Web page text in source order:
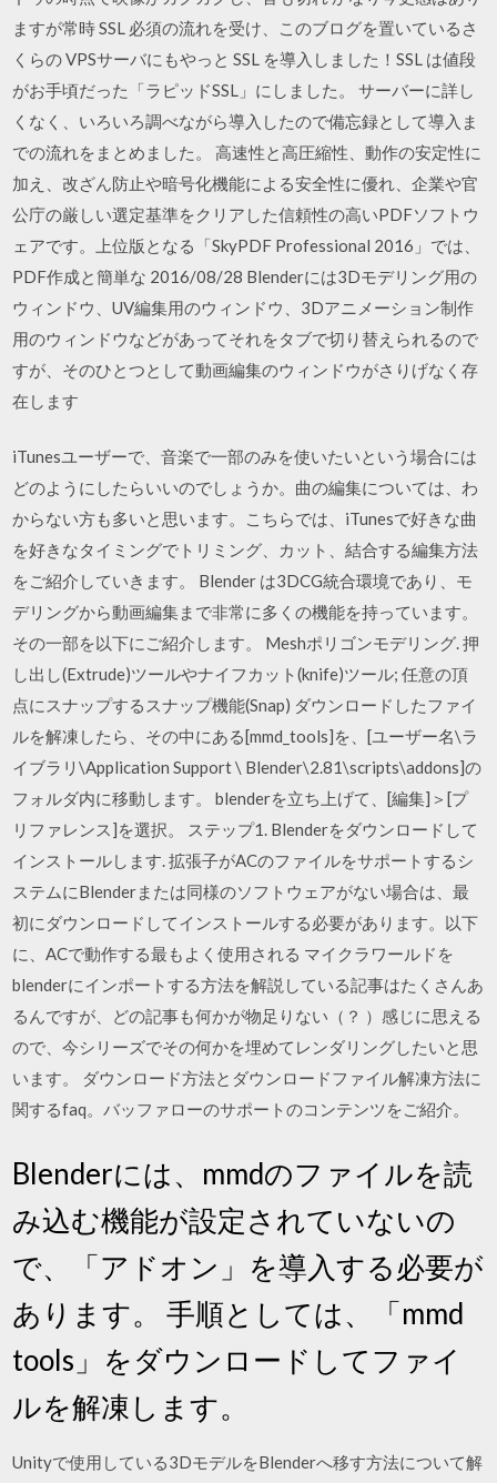
ますが常時 SSL 必須の流れを受け、このブログを置いているさ
くらの VPSサーバにもやっと SSL を導入しました！SSL は値段
がお手頃だった「ラピッドSSL」にしました。 サーバーに詳し
くなく、いろいろ調べながら導入したので備忘録として導入ま
での流れをまとめました。 高速性と高圧縮性、動作の安定性に
加え、改ざん防止や暗号化機能による安全性に優れ、企業や官
公庁の厳しい選定基準をクリアした信頼性の高いPDFソフトウ
ェアです。上位版となる「SkyPDF Professional 2016」では、
PDF作成と簡単な 2016/08/28 Blenderには3Dモデリング用の
ウィンドウ、UV編集用のウィンドウ、3Dアニメーション制作
用のウィンドウなどがあってそれをタブで切り替えられるので
すが、そのひとつとして動画編集のウィンドウがさりげなく存
在します
iTunesユーザーで、音楽で一部のみを使いたいという場合には
どのようにしたらいいのでしょうか。曲の編集については、わ
からない方も多いと思います。こちらでは、iTunesで好きな曲
を好きなタイミングでトリミング、カット、結合する編集方法
をご紹介していきます。 Blender は3DCG統合環境であり、モ
デリングから動画編集まで非常に多くの機能を持っています。
その一部を以下にご紹介します。 Meshポリゴンモデリング. 押
し出し(Extrude)ツールやナイフカット(knife)ツール; 任意の頂
点にスナップするスナップ機能(Snap) ダウンロードしたファイ
ルを解凍したら、その中にある[mmd_tools]を、[ユーザー名\ラ
イブラリ\Application Support \ Blender\2.81\scripts\addons]の
フォルダ内に移動します。 blenderを立ち上げて、[編集]＞[プ
リファレンス]を選択。 ステップ1. Blenderをダウンロードして
インストールします. 拡張子がACのファイルをサポートするシ
ステムにBlenderまたは同様のソフトウェアがない場合は、最
初にダウンロードしてインストールする必要があります。以下
に、ACで動作する最もよく使用される マイクラワールドを
blenderにインポートする方法を解説している記事はたくさんあ
るんですが、どの記事も何かが物足りない（？ ）感じに思える
ので、今シリーズでその何かを埋めてレンダリングしたいと思
います。 ダウンロード方法とダウンロードファイル解凍方法に
関するfaq。バッファローのサポートのコンテンツをご紹介。
Blenderには、mmdのファイルを読
み込む機能が設定されていないの
で、「アドオン」を導入する必要が
あります。 手順としては、「mmd
tools」をダウンロードしてファイ
ルを解凍します。
Unityで使用している3DモデルをBlenderへ移す方法について解